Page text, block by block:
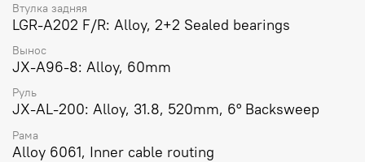
Втулка задняя
LGR-A202 F/R: Alloy, 2+2 Sealed bearings
Вынос
JX-A96-8: Alloy, 60mm
Руль
JX-AL-200: Alloy, 31.8, 520mm, 6° Backsweep
Рама
Alloy 6061, Inner cable routing